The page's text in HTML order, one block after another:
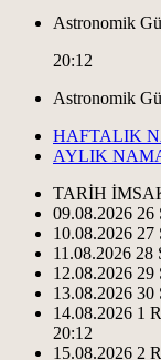
Astronomik
20:12
Astronomik
HAFTALIK
AYLIK
TARİH
09.08.2026 26
10.08.2026 27
11.08.2026 28
12.08.2026 29
13.08.2026 30
14.08.2026 1
20:12
15.08.2026 2